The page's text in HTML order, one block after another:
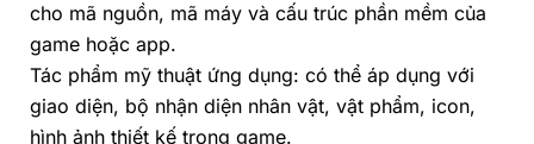
cho mã nguồn, mã máy và cấu trúc phần mềm của
game hoặc app.
Tác phẩm mỹ thuật ứng dụng: có thể áp dụng với
giao diện, bộ nhận diện nhân vật, vật phẩm, icon,
hình ảnh thiết kế trong game.